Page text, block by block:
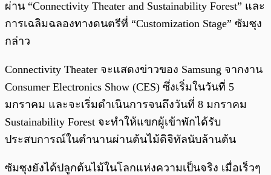
ผ่าน “Connectivity Theater and Sustainability Forest” และ
การเฉลิมฉลองทางดนตรีที่ “Customization Stage” ซัมซุง
กล่าว
Connectivity Theater จะแสดงข่าวของ Samsung จากงาน
Consumer Electronics Show (CES) ซึ่งเริ่มในวันที่ 5
มกราคม และจะเริ่มดำเนินการจนถึงวันที่ 8 มกราคม
Sustainability Forest จะทำให้แขกผู้เข้าพักได้รับ
ประสบการณ์ในตำนานผ่านต้นไม้ดิจิทัลนับล้านต้น
ซัมซุงยังได้ปลูกต้นไม้ในโลกแห่งความเป็นจริง เมื่อเร็วๆ